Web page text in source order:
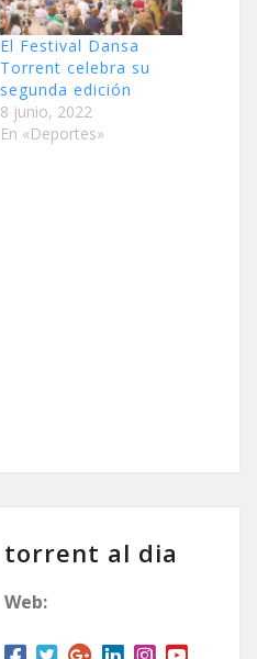
El Festival Dansa
Torrent celebra su
segunda edición
8 junio, 2022
En «Deportes»
torrent al dia
Web: